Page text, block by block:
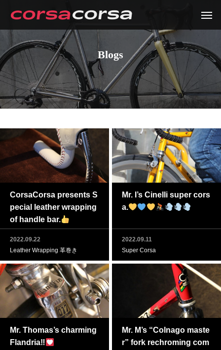
Blogs
CorsaCorsa presents S
pecial leather wrapping
of handle bar.
2022.09.22
Leather Wrapping 革巻き
Mr. I’s Cinelli super cors
a.
2022.09.11
Super Corsa
Mr. Thomas’s charming
Flandria‼
Mr. M’s “Colnago maste
r” fork rechroming com